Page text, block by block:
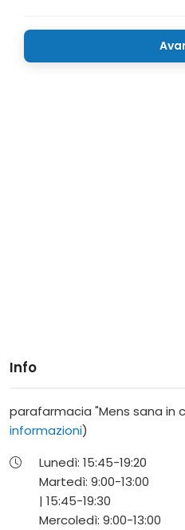
Info
parafarmacia "Mens sana in
informazioni)
Lunedì:15:45-19:20
Martedì:9:00-13:00
|15:45-19:30
Mercoledì:9:00-13:00